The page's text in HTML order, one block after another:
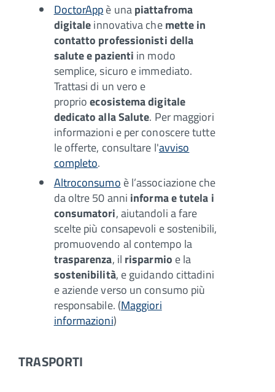
DoctorAppè unapiattafroma
digitaleinnovativa chemette in
contatto professionisti della
salute e pazienti in modo
semplice, sicuro e immediato.
Trattasi di un vero e
proprioecosistema digitale
dedicato alla Salute. Per maggiori
informazioni e per conoscere tutte
le offerte, consultare l'avviso
completo.
Altroconsumo è l’associazione che
da oltre 50 anni informa e tutela i
consumatori, aiutandoli a fare
scelte più consapevoli e sostenibili,
promuovendo al contempo la
trasparenza, il risparmio e la
sostenibilità, e guidando cittadini
e aziende verso un consumo più
responsabile. (Maggiori
informazioni)
TRASPORTI